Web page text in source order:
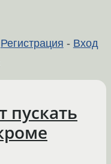
Регистрация - Вход
пускать